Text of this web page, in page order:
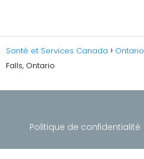
Santé et Services Canada Ontario
Falls, Ontario
Politique de confidentialité